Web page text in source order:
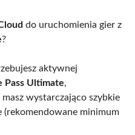
do uruchomienia gier z
?
aktywnej
Pass Ultimate,
wystarczająco szybkie
(rekomendowane minimum